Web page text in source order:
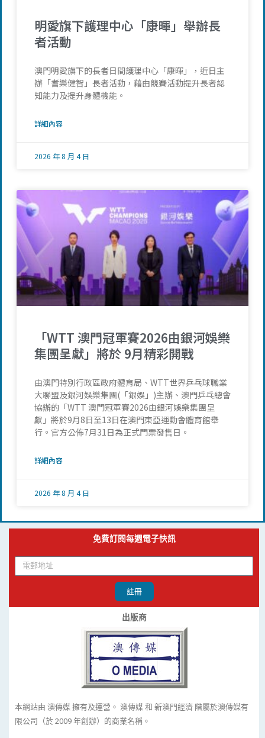
明愛旗下護理中心「康暉」舉辦長
者活動
澳門明愛旗下的長者日間護理中心「康暉」，近日主
辦「耆樂健智」長者活動，藉由競賽活動提升長者認
知能力及提升身體機能。
詳細內容
2026 年 8 月 4 日
「WTT 澳門冠軍賽2026由銀河娛樂
集團呈獻」將於 9月精彩開戰
由澳門特別行政區政府體育局、WTT世界乒乓球職業
大聯盟及銀河娛樂集團(「銀娛」)主辦、澳門乒乓總會
協辦的「WTT 澳門冠軍賽2026由銀河娛樂集團呈
獻」將於9月8日至13日在澳門東亞運動會體育館舉
行。官方公佈7月31日為正式門票發售日。
詳細內容
2026 年 8 月 4 日
免費訂閱每週電子快訊
註冊
出版商
本網站由 澳傳媒 擁有及運營。 澳傳媒 和 新澳門經濟 階屬於澳傳媒有
限公司（於 2009 年創辦）的商業名稱。